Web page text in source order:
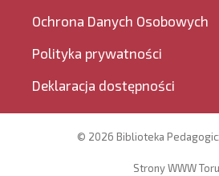
Ochrona Danych Osobowych
Polityka prywatności
Deklaracja dostępności
© 2026 Biblioteka
Strony WWW